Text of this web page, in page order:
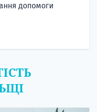
допомоги